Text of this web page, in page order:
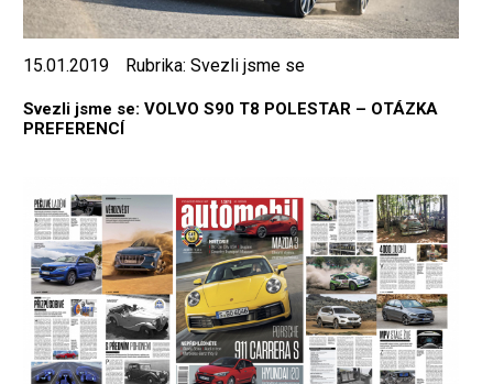
15.01.2019 Rubrika: Svezli jsme se
Svezli jsme se: VOLVO S90 T8 POLESTAR – OTÁZKA
PREFERENCÍ